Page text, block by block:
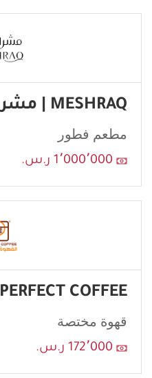
form
blank
إرسال
MESHRAQ | مشراق
مطعم فطور
1٬000٬000 ر.س.
PERFECT COFFEE | القهوة المثالية
قهوة مختصة
172٬000 ر.س.